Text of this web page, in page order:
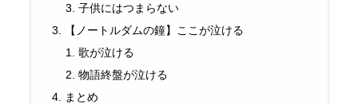
子供にはつまらない
【ノートルダムの鐘】ここが泣ける
歌が泣ける
物語終盤が泣ける
まとめ